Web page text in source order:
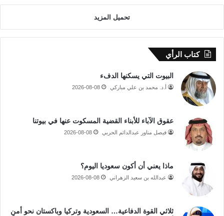
تحميل المزيد
كتاب الرأي
البيوت التي يسكنها الدفء
أ.د. محمد بن علي مباركي 2026-08-08
عقوق الآباء للأبناء القضية المسكوت عنها في بيوتنا
فيصل مناور عبدالدائم الحربي 2026-08-08
ماذا يعني أن أكون سعوديا اليوم؟
عبدالله بن سعيد الزهراني 2026-08-08
ثلاثي القوة الدفاعية… السعودية وتركيا وباكستان نحو أمنٍ